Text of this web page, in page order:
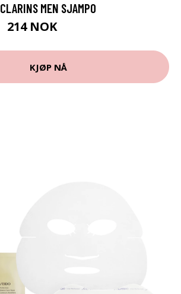
CLARINS MEN SJAMPO
214 NOK
KJØP NÅ